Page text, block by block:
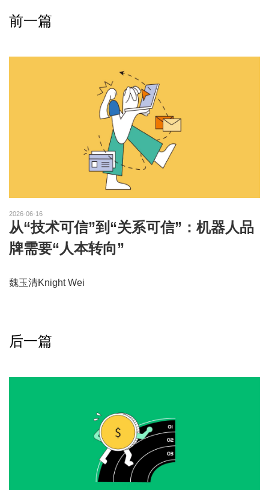
前一篇
2026-06-16
从“技术可信”到“关系可信”：机器人品
牌需要“人本转向”
魏玉清Knight Wei
后一篇